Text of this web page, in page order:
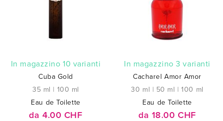
In magazzino 10 varianti
Cuba Gold
35 ml | 100 ml
Eau de Toilette
da 4.00 CHF
In magazzino 3 varianti
Cacharel Amor Amor
30 ml | 50 ml |100 ml
Eau de Toilette
da 18.00 CHF